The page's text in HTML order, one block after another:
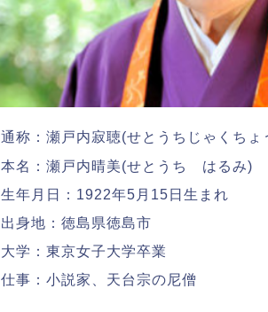
通称：瀬戸内寂聴(せとうちじゃくちょ
本名：瀬戸内晴美(せとうち はるみ)
生年月日：1922年5月15日生まれ
出身地：徳島県徳島市
大学：東京女子大学卒業
仕事：小説家、天台宗の尼僧